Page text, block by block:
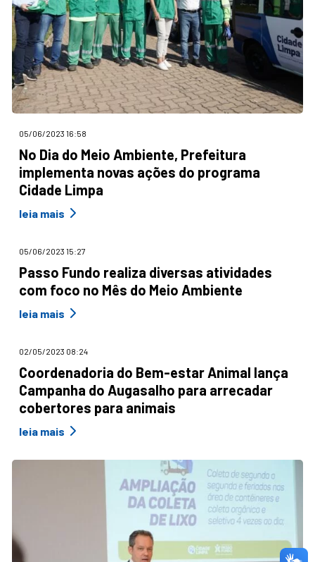
05/06/2023 16:58
No Dia do Meio Ambiente, Prefeitura
implementa novas ações do programa
Cidade Limpa
leia mais
05/06/2023 15:27
Passo Fundo realiza diversas atividades
com foco no Mês do Meio Ambiente
leia mais
02/05/2023 08:24
Coordenadoria do Bem-estar Animal lança
Campanha do Augasalho para arrecadar
cobertores para animais
leia mais